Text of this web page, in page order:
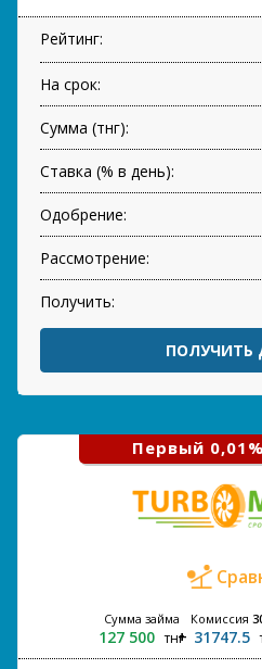
Рейтинг:
На срок:
Сумма (тнг):
Ставка (% в день):
Одобрение:
Рассмотрение:
Получить:
ПОЛУЧИТЬ
Первый 0,01%
Сумма займа
127 500 тнг
Комиссия
31747.5